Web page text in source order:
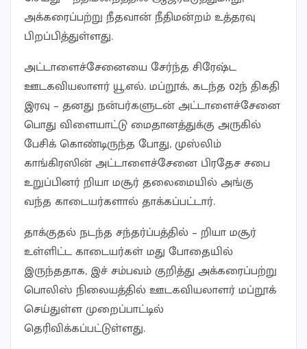
அக்கரைப்பற்று நீதவான் நீதிமன்றம் உத்தரவு
பிறப்பித்துள்ளது.
அட்டாளைச்சேனையை சேர்ந்த சிரேஷ்ட
ஊடகவியலாளர் யூ.எல். மப்றூக், கடந்த 02ந் திகதி
இரவு – தனது நன்பர்களுடன் அட்டாளைச்சேனை
பொது விளையாட்டு மைதானத்துக்கு அருகில்
பேசிக் கொண்டிருந்த போது, முஸ்லிம்
காங்கிரஸின் அட்டாளைச்சேனை பிரதேச சபை
உறுப்பினர் றியா மசூர் தலைமையில் அங்கு
வந்த காடையர்களால் தாக்கப்பட்டார்.
தாக்குதல் நடந்த சந்தர்ப்பத்தில் – றியா மசூர்
உள்ளிட்ட காடையர்கள் மது போதையில்
இருந்ததாக, இச் சம்பவம் குறித்து அக்கரைப்பற்று
பொலிஸ் நிலையத்தில் ஊடகவியலாளர் மப்றூக்
செய்துள்ள முறைப்பாட்டில்
தெரிவிக்கப்பட்டுள்ளது.